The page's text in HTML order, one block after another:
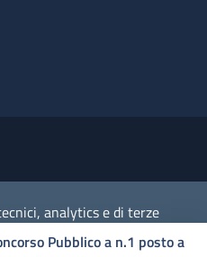
analytics e di terze
accetti l'utilizzo dei
Pubblico a n.1 posto a
personale